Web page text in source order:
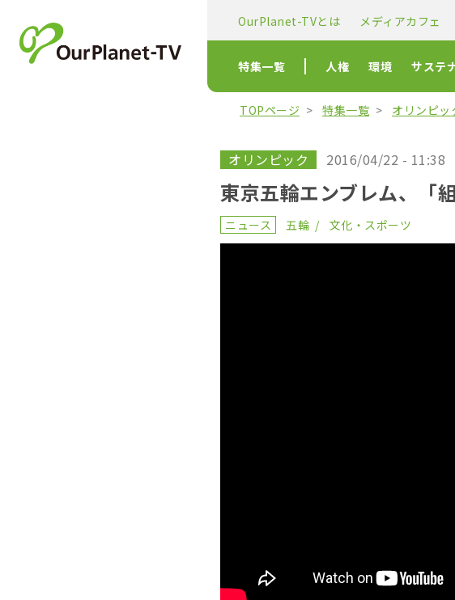
OurPlanet-TVとは メディアカフェ
特集一覧 人権 環境 サステ
TOPページ 特集一覧 オリンピッ
オリンピック 2016/04/22 - 11:38
東京五輪エンブレム、「
ニュース 五輪 文化・スポーツ